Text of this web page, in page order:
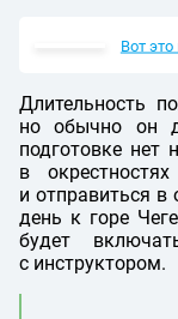
Вот
Длительность
но обычно он
подготовке нет
в
и отправиться в
день к горе
будет
с инструктором.